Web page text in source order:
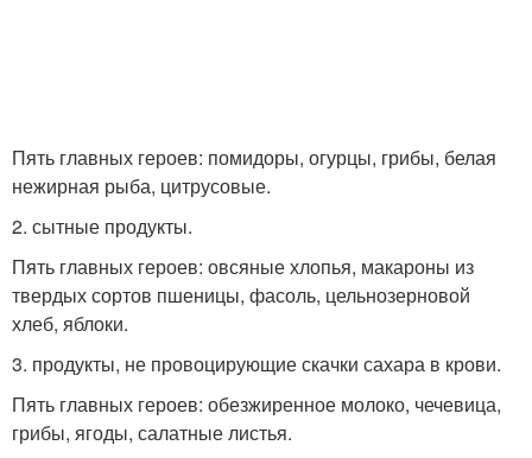
Пять главных героев: помидоры, огурцы, грибы, белая
нежирная рыба, цитрусовые.
2. сытные продукты.
Пять главных героев: овсяные хлопья, макароны из
твердых сортов пшеницы, фасоль, цельнозерновой
хлеб, яблоки.
3. продукты, не провоцирующие скачки сахара в крови.
Пять главных героев: обезжиренное молоко, чечевица,
грибы, ягоды, салатные листья.